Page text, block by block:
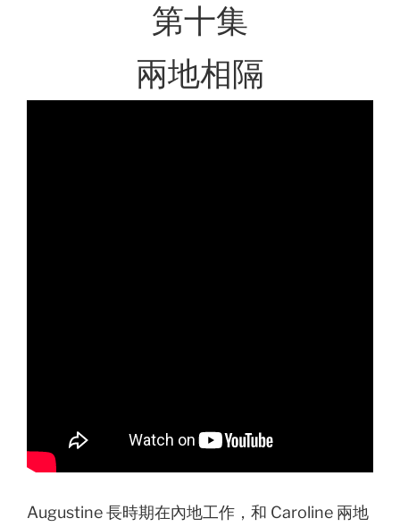
第十集
兩地相隔
Augustine 長時期在內地工作，和 Caroline 兩地